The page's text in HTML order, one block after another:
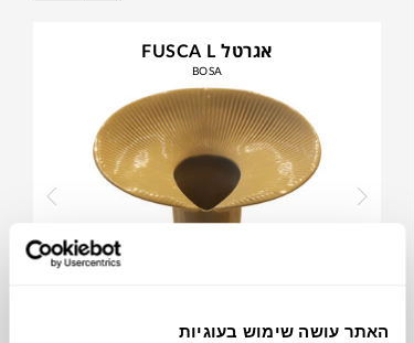
האתר עושה שימוש בעוגיות
אגרטל FUSCA L
BOSA